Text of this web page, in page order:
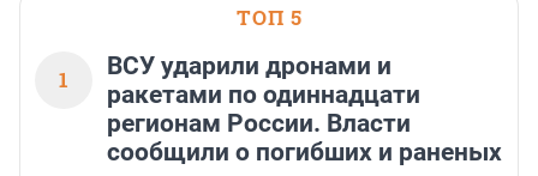
ТОП 5
1
ВСУ ударили дронами и
ракетами по одиннадцати
регионам России. Власти
сообщили о погибших и раненых